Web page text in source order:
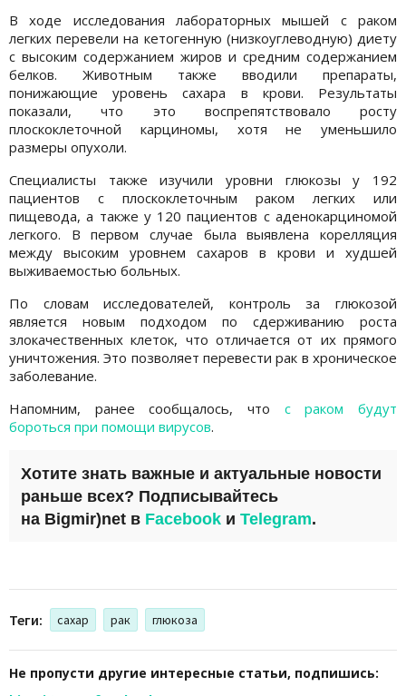
В ходе исследования лабораторных мышей с раком
легких перевели на кетогенную (низкоуглеводную) диету
с высоким содержанием жиров и средним содержанием
белков. Животным также вводили препараты,
понижающие уровень сахара в крови. Результаты
показали, что это воспрепятствовало росту
плоскоклеточной карциномы, хотя не уменьшило
размеры опухоли.
Специалисты также изучили уровни глюкозы у 192
пациентов с плоскоклеточным раком легких или
пищевода, а также у 120 пациентов с аденокарциномой
легкого. В первом случае была выявлена корелляция
между высоким уровнем сахаров в крови и худшей
выживаемостью больных.
По словам исследователей, контроль за глюкозой
является новым подходом по сдерживанию роста
злокачественных клеток, что отличается от их прямого
уничтожения. Это позволяет перевести рак в хроническое
заболевание.
Напомним, ранее сообщалось, что с раком будут
бороться при помощи вирусов.
Хотите знать важные и актуальные новости
раньше всех? Подписывайтесь
на Bigmir)net в Facebook и Telegram.
Теги: сахар рак глюкоза
Не пропусти другие интересные статьи, подпишись: